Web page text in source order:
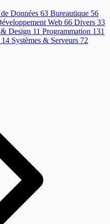
Données 63 Bureautique 56
Web 66 Divers 33
Design 11 Programmation 131
14 Systèmes & Serveurs 72